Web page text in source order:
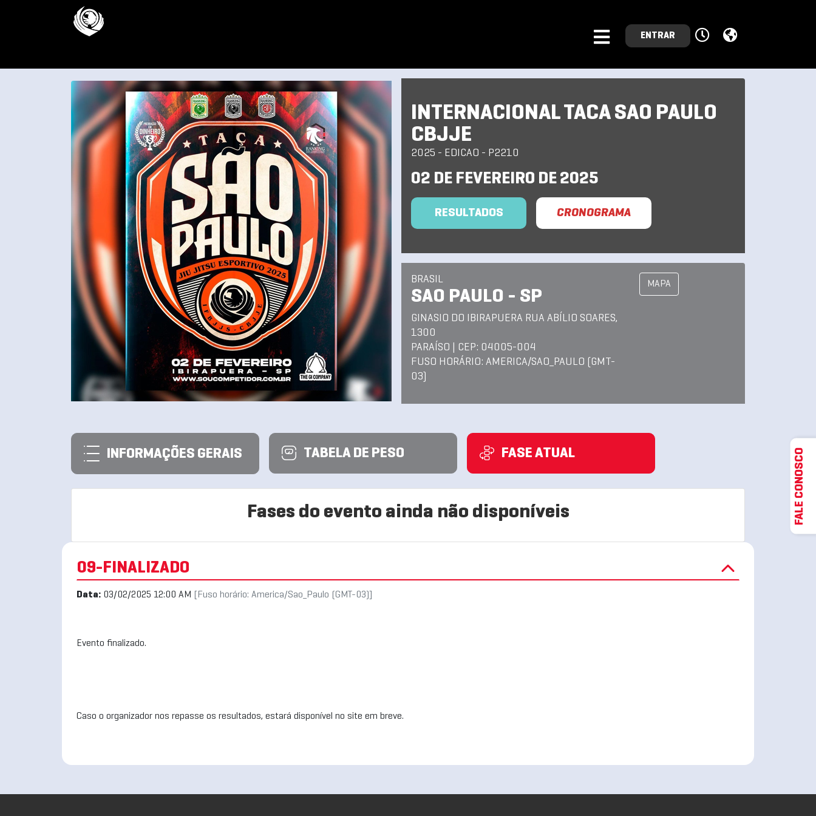
ENTRAR
INTERNACIONAL TACA SAO PAULO
CBJJE
2025 - EDICAO - P2210
02 DE FEVEREIRO DE 2025
RESULTADOS CRONOGRAMA
BRASIL
SAO PAULO - SP
GINASIO DO IBIRAPUERA RUA ABÍLIO SOARES,
1300
PARAÍSO | CEP: 04005-004
FUSO HORÁRIO: AMERICA/SAO_PAULO (GMT-
03)
MAPA
INFORMAÇÕES GERAIS TABELA DE PESO FASE ATUAL
Fases do evento ainda não disponíveis
09-FINALIZADO
Data: 03/02/2025 12:00 AM [Fuso horário: America/Sao_Paulo (GMT-03)]
Evento finalizado.
Caso o organizador nos repasse os resultados, estará disponível no site em breve.
FALE CONOSCO